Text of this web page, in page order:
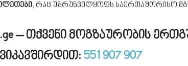
, რაც უზრუნველყოფს საერთაშორისო
– თქვენი მოგზაურობის
551 907 907